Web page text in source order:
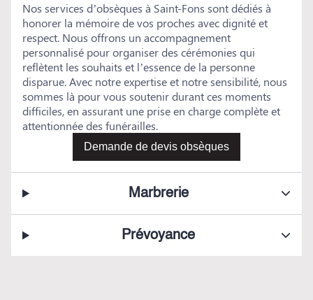
Nos services d’obsèques à Saint-Fons sont dédiés à
honorer la mémoire de vos proches avec dignité et
respect. Nous offrons un accompagnement
personnalisé pour organiser des cérémonies qui
reflètent les souhaits et l’essence de la personne
disparue. Avec notre expertise et notre sensibilité, nous
sommes là pour vous soutenir durant ces moments
difficiles, en assurant une prise en charge complète et
attentionnée des funérailles.
Demande de devis obsèques
Marbrerie
Prévoyance